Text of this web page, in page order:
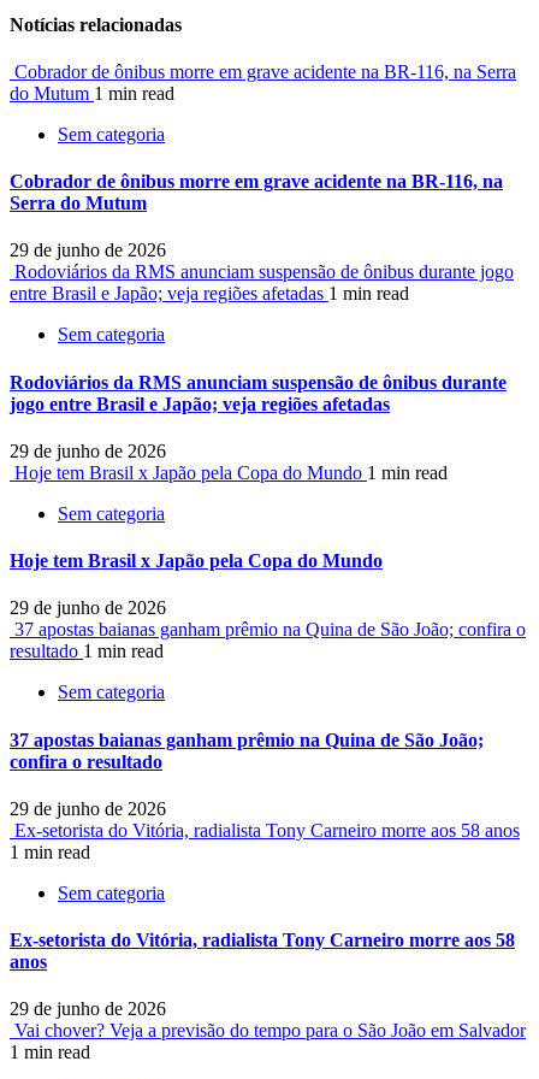
Notícias relacionadas
Cobrador de ônibus morre em grave acidente na BR-116, na Serra
do Mutum 1 min read
Sem categoria
Cobrador de ônibus morre em grave acidente na BR-116, na
Serra do Mutum
29 de junho de 2026
Rodoviários da RMS anunciam suspensão de ônibus durante jogo
entre Brasil e Japão; veja regiões afetadas 1 min read
Sem categoria
Rodoviários da RMS anunciam suspensão de ônibus durante
jogo entre Brasil e Japão; veja regiões afetadas
29 de junho de 2026
Hoje tem Brasil x Japão pela Copa do Mundo 1 min read
Sem categoria
Hoje tem Brasil x Japão pela Copa do Mundo
29 de junho de 2026
37 apostas baianas ganham prêmio na Quina de São João; confira o
resultado 1 min read
Sem categoria
37 apostas baianas ganham prêmio na Quina de São João;
confira o resultado
29 de junho de 2026
Ex-setorista do Vitória, radialista Tony Carneiro morre aos 58 anos
1 min read
Sem categoria
Ex-setorista do Vitória, radialista Tony Carneiro morre aos 58
anos
29 de junho de 2026
Vai chover? Veja a previsão do tempo para o São João em Salvador
1 min read